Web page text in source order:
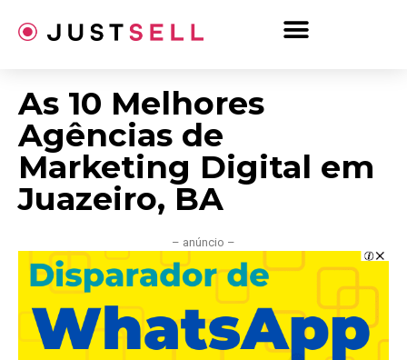
para
As 10 Melhores
Agências de
Marketing Digital em
Juazeiro, BA
– anúncio –